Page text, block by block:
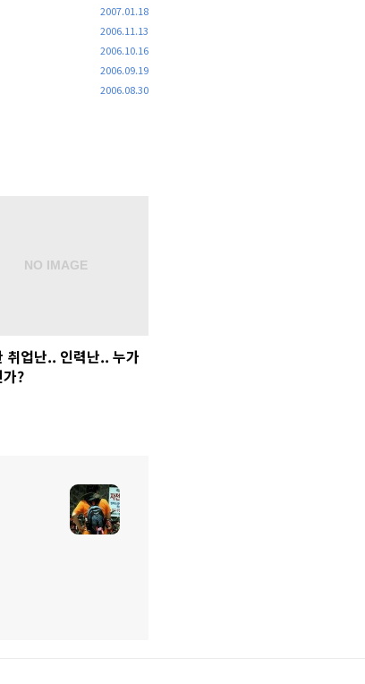
2007.01.18
2006.11.13
2006.10.16
2006.09.19
2006.08.30
취업난.. 인력난.. 누가
?